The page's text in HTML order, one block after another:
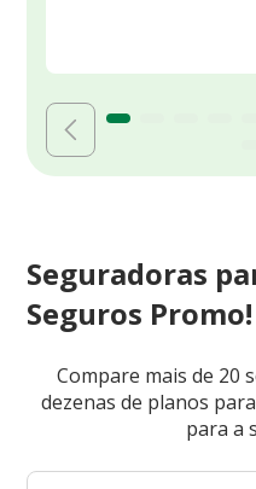
Seguradoras
Seguros Promo!
Compare mais de 20
dezenas de planos
para a